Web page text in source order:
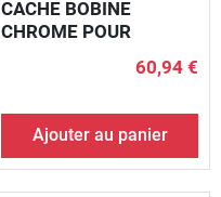
CACHE BOBINE
CHROME POUR
60,94 €
Ajouter au panier